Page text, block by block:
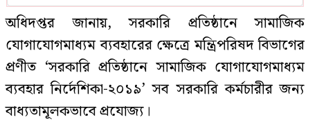
অধিদপ্তর জানায়, সরকারি প্রতিষ্ঠানে সামাজিক
যোগাযোগমাধ্যম ব্যবহারের ক্ষেত্রে মন্ত্রিপরিষদ বিভাগের
প্রণীত ‘সরকারি প্রতিষ্ঠানে সামাজিক যোগাযোগমাধ্যম
ব্যবহার নির্দেশিকা-২০১৯’ সব সরকারি কর্মচারীর জন্য
বাধ্যতামূলকভাবে প্রযোজ্য।